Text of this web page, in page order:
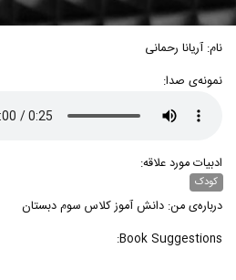
نام: آریانا رحمانی
نمونه‌ی صدا:
ادبیات مورد علاقه:
کودک
درباره‌ی من: دانش آموز کلاس سوم دبستان
Book Suggestions: